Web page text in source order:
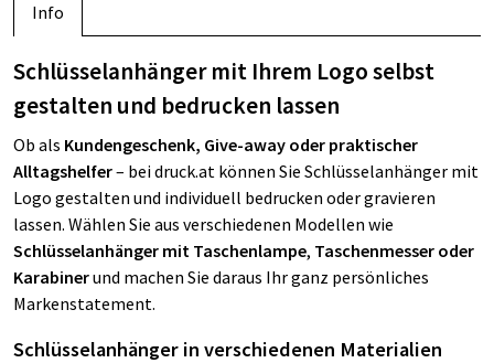
Info
Schlüsselanhänger mit Ihrem Logo selbst
gestalten und bedrucken lassen
Ob als Kundengeschenk, Give-away oder praktischer
Alltagshelfer– bei druck.at können Sie Schlüsselanhänger mit
Logo gestalten und individuell bedrucken oder gravieren
lassen. Wählen Sie aus verschiedenen Modellen wie
Schlüsselanhänger mit Taschenlampe, Taschenmesser oder
Karabinerund machen Sie daraus Ihr ganz persönliches
Markenstatement.
Schlüsselanhänger in verschiedenen Materialien